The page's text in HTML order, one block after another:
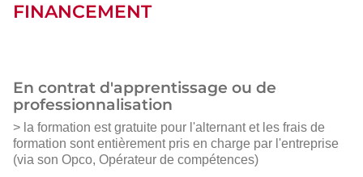
FINANCEMENT
En contrat d'apprentissage ou de
professionnalisation
> la formation est gratuite pour l'alternant et les frais de
formation sont entièrement pris en charge par l'entreprise
(via son Opco, Opérateur de compétences)